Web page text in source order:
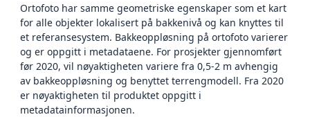
Ortofoto har samme geometriske egenskaper som et kart
for alle objekter lokalisert på bakkenivå og kan knyttes til
et referansesystem. Bakkeoppløsning på ortofoto varierer
og er oppgitt i metadataene. For prosjekter gjennomført
før 2020, vil nøyaktigheten variere fra 0,5-2 m avhengig
av bakkeoppløsning og benyttet terrengmodell. Fra 2020
er nøyaktigheten til produktet oppgitt i
metadatainformasjonen.